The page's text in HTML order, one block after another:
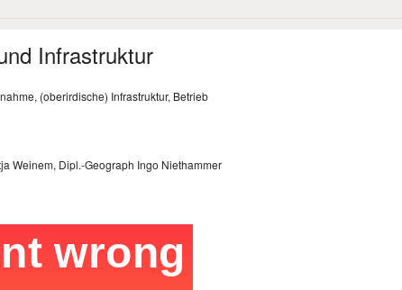
Infrastruktur
(oberirdische) Infrastruktur, Betrieb
Weinem, Dipl.-Geograph Ingo Niethammer